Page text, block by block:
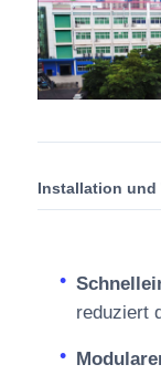
Installation und
reduziert